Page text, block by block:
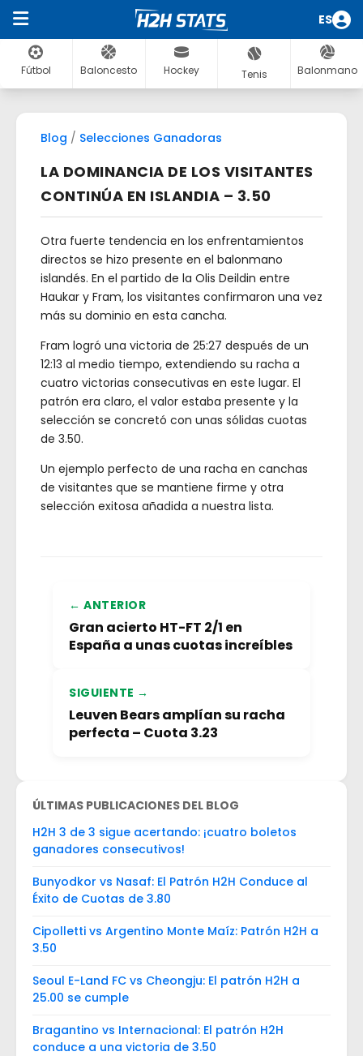
ES
Fútbol Baloncesto Hockey Tenis Balonmano
Blog / Selecciones Ganadoras
LA DOMINANCIA DE LOS VISITANTES
CONTINÚA EN ISLANDIA – 3.50
Otra fuerte tendencia en los enfrentamientos
directos se hizo presente en el balonmano
islandés. En el partido de la Olis Deildin entre
Haukar y Fram, los visitantes confirmaron una vez
más su dominio en esta cancha.
Fram logró una victoria de 25:27 después de un
12:13 al medio tiempo, extendiendo su racha a
cuatro victorias consecutivas en este lugar. El
patrón era claro, el valor estaba presente y la
selección se concretó con unas sólidas cuotas
de 3.50.
Un ejemplo perfecto de una racha en canchas
de visitantes que se mantiene firme y otra
selección exitosa añadida a nuestra lista.
← ANTERIOR
Gran acierto HT-FT 2/1 en
España a unas cuotas increíbles
SIGUIENTE →
Leuven Bears amplían su racha
perfecta – Cuota 3.23
ÚLTIMAS PUBLICACIONES DEL BLOG
H2H 3 de 3 sigue acertando: ¡cuatro boletos
ganadores consecutivos!
Bunyodkor vs Nasaf: El Patrón H2H Conduce al
Éxito de Cuotas de 3.80
Cipolletti vs Argentino Monte Maíz: Patrón H2H a
3.50
Seoul E-Land FC vs Cheongju: El patrón H2H a
25.00 se cumple
Bragantino vs Internacional: El patrón H2H
conduce a una victoria de 3.50